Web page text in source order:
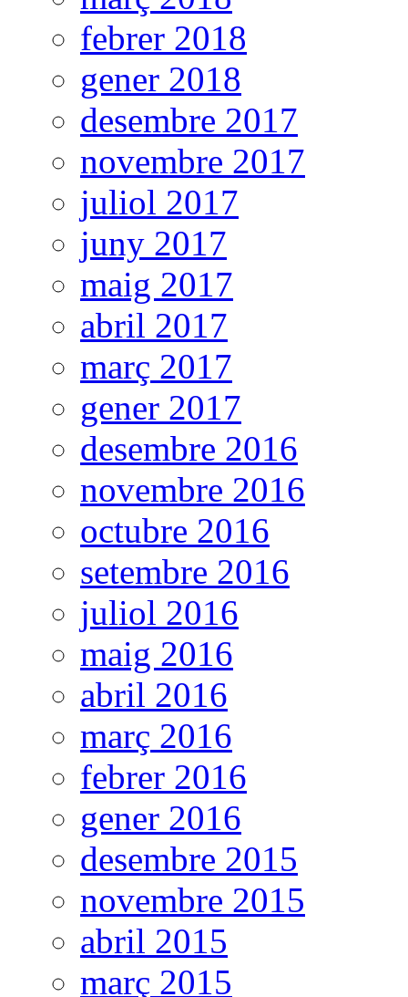
febrer 2018
gener 2018
desembre 2017
novembre 2017
juliol 2017
juny 2017
maig 2017
abril 2017
març 2017
gener 2017
desembre 2016
novembre 2016
octubre 2016
setembre 2016
juliol 2016
maig 2016
abril 2016
març 2016
febrer 2016
gener 2016
desembre 2015
novembre 2015
abril 2015
març 2015